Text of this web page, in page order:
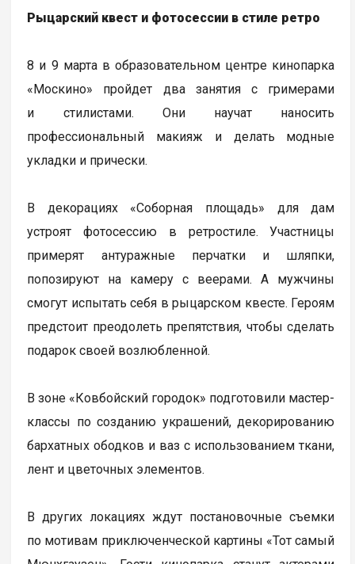
Рыцарский квест и фотосессии в стиле ретро
8 и 9 марта в образовательном центре кинопарка
«Москино» пройдет два занятия с гримерами
и стилистами. Они научат наносить
профессиональный макияж и делать модные
укладки и прически.
В декорациях «Соборная площадь» для дам
устроят фотосессию в ретростиле. Участницы
примерят антуражные перчатки и шляпки,
попозируют на камеру с веерами. А мужчины
смогут испытать себя в рыцарском квесте. Героям
предстоит преодолеть препятствия, чтобы сделать
подарок своей возлюбленной.
В зоне «Ковбойский городок» подготовили мастер-
классы по созданию украшений, декорированию
бархатных ободков и ваз с использованием ткани,
лент и цветочных элементов.
В других локациях ждут постановочные съемки
по мотивам приключенческой картины «Тот самый